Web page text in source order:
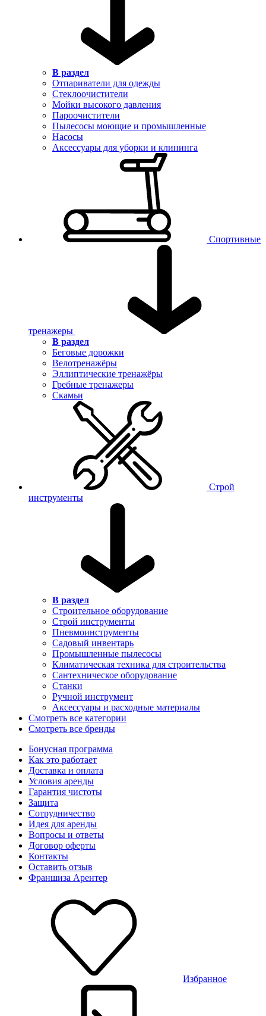
В раздел
Отпариватели для одежды
Стеклоочистители
Мойки высокого давления
Пароочистители
Пылесосы моющие и промышленные
Насосы
Аксессуары для уборки и клининга
Спортивные
тренажеры
В раздел
Беговые дорожки
Велотренажёры
Эллиптические тренажёры
Гребные тренажеры
Скамьи
Строй
инструменты
В раздел
Строительное оборудование
Строй инструменты
Пневмоинструменты
Садовый инвентарь
Промышленные пылесосы
Климатическая техника для строительства
Сантехническое оборудование
Станки
Ручной инструмент
Аксессуары и расходные материалы
Смотреть все категории
Смотреть все бренды
Бонусная программа
Как это работает
Доставка и оплата
Условия аренды
Гарантия чистоты
Защита
Сотрудничество
Идея для аренды
Вопросы и ответы
Договор оферты
Контакты
Оставить отзыв
Франшиза Арентер
Избранное